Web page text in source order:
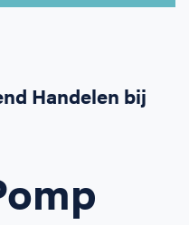
iedereen
offerte
Handelen bij